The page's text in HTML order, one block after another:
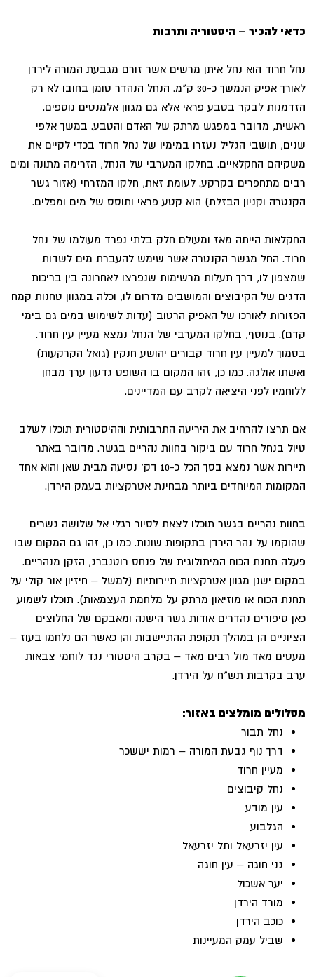
כדאי להכיר – היסטוריה ותרבות
נחל חרוד הוא נחל איתן מרשים אשר זורם מגבעת המורה לירדן
לאורך אפיק הנמשך כ-30 ק"מ. הנחל הנהדר טומן בחובו לא רק
הזדמנות לבקר בטבע פראי אלא גם מגוון אלמנטים נוספים.
ראשית, מדובר במפגש מרתק של האדם והטבע. במשך אלפי
שנים, תושבי הגליל נעזרו במימיו של נחל חרוד בכדי לקיים את
משקיהם החקלאיים. בחלקו המערבי של הנחל, הזרימה מתונה ומים
רבים מתחפרים בקרקע. לעומת זאת, חלקו המזרחי (אזור גשר
הקנטרה וקניון הבזלת) הוא קטע פראי ותוסס של מים ומפלים.
החקלאות הייתה מאז ומעולם חלק בלתי נפרד מעולמו של נחל
חרוד. החל מגשר הקנטרה אשר שימש להעברת מים לשדות
שמצפון לו, דרך תעלות מרשימות שנפרצו לאחרונה בין בריכות
הדגים של הקיבוצים והמושבים מדרום לו, וכלה במגוון טחנות קמח
הפזורות לאורכו של האפיק הרטוב (עדות לשימוש במים גם בימי
קדם). בנוסף, בחלקו המערבי של הנחל נמצא מעיין עין חרוד.
בסמוך למעיין עין חרוד קבורים יהושע חנקין (גואל הקרקעות)
ואשתו אולגה. כמו כן, זהו המקום בו השופט גדעון ערך מבחן
ללוחמיו לפני היציאה לקרב עם המדיינים.
אם תרצו להרחיב את היריעה התרבותית וההיסטורית תוכלו לשלב
טיול בנחל חרוד עם ביקור בחוות נהריים בגשר. מדובר באתר
תיירות אשר נמצא בסך הכל כ-10 דק' נסיעה מבית שאן והוא אחד
המקומות המיוחדים ביותר מבחינת אטרקציות בעמק הירדן.
בחוות נהריים בגשר תוכלו לצאת לסיור רגלי אל שלושה גשרים
שהוקמו על נהר הירדן בתקופות שונות. כמו כן, זהו גם המקום שבו
פעלה תחנת הכוח המיתולוגית של פנחס רוטנברג, הזקן מנהריים.
במקום ישנן מגוון אטרקציות תיירותיות (למשל – חיזיון אור קולי על
תחנת הכוח או מוזיאון מרתק על מלחמת העצמאות). תוכלו לשמוע
כאן סיפורים נהדרים אודות גשר הישנה ומאבקם של החלוצים
הציוניים הן במהלך תקופת ההתיישבות והן כאשר הם נלחמו בעוז –
מעטים מאד מול רבים מאד – בקרב היסטורי נגד לוחמי צבאות
ערב בקרבות תש"ח על הירדן.
מסלולים מומלצים באזור:
נחל תבור
דרך נוף גבעת המורה – רמות יששכר
מעיין חרוד
נחל קיבוצים
עין מודע
הגלבוע
עין יזרעאל ותל יזרעאל
גני חוגה – עין חוגה
יער אשכול
מורד הירדן
כוכב הירדן
שביל עמק המעיינות